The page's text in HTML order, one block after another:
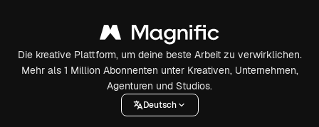
Die kreative Plattform, um deine beste Arbeit zu verwirklichen.
Mehr als 1 Million Abonnenten unter Kreativen, Unternehmen,
Agenturen und Studios.
Deutsch